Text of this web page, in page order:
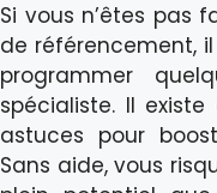
Si vous n’êtes pas
de référencement,
programmer
spécialiste. Il
astuces pour
Sans aide, vous